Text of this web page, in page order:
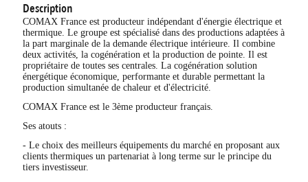
Description
COMAX France est producteur indépendant d'énergie électrique et
thermique. Le groupe est spécialisé dans des productions adaptées à
la part marginale de la demande électrique intérieure. Il combine
deux activités, la cogénération et la production de pointe. Il est
propriétaire de toutes ses centrales. La cogénération solution
énergétique économique, performante et durable permettant la
production simultanée de chaleur et d'électricité.
COMAX France est le 3ème producteur français.
Ses atouts :
- Le choix des meilleurs équipements du marché en proposant aux
clients thermiques un partenariat à long terme sur le principe du
tiers investisseur.